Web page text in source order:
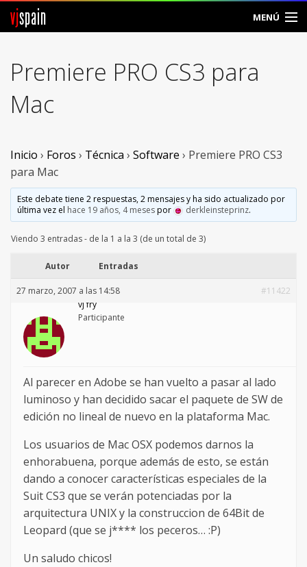
vjspain MENÚ
Foros
Noticias
Vjspain
Ayuda
Contacto
Entrar
Premiere PRO CS3 para
Mac
Inicio › Foros › Técnica › Software › Premiere PRO CS3
para Mac
Este debate tiene 2 respuestas, 2 mensajes y ha sido actualizado por
última vez el hace 19 años, 4 mesespor derkleinsteprinz.
Viendo 3 entradas - de la 1 a la 3 (de un total de 3)
Autor Entradas
27 marzo, 2007 a las 14:58
#11422
vj fry
Participante
Al parecer en Adobe se han vuelto a pasar al lado
luminoso y han decidido sacar el paquete de SW de
edición no lineal de nuevo en la plataforma Mac.
Los usuarios de Mac OSX podemos darnos la
enhorabuena, porque además de esto, se están
dando a conocer características especiales de la
Suit CS3 que se verán potenciadas por la
arquitectura UNIX y la construccion de 64Bit de
Leopard (que se j**** los peceros… :P)
Un saludo chicos!